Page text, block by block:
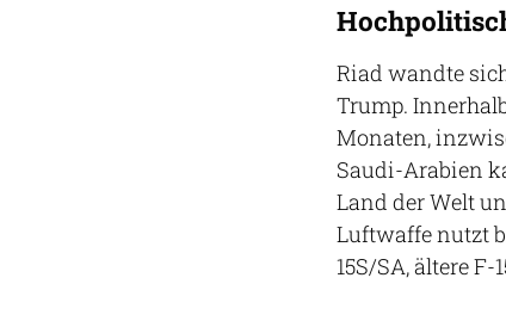
Riad wandte
Trump.
Monaten,
Saudi-Arabien
Land der Welt
Luftwaffe nutzt
15S/SA, ältere